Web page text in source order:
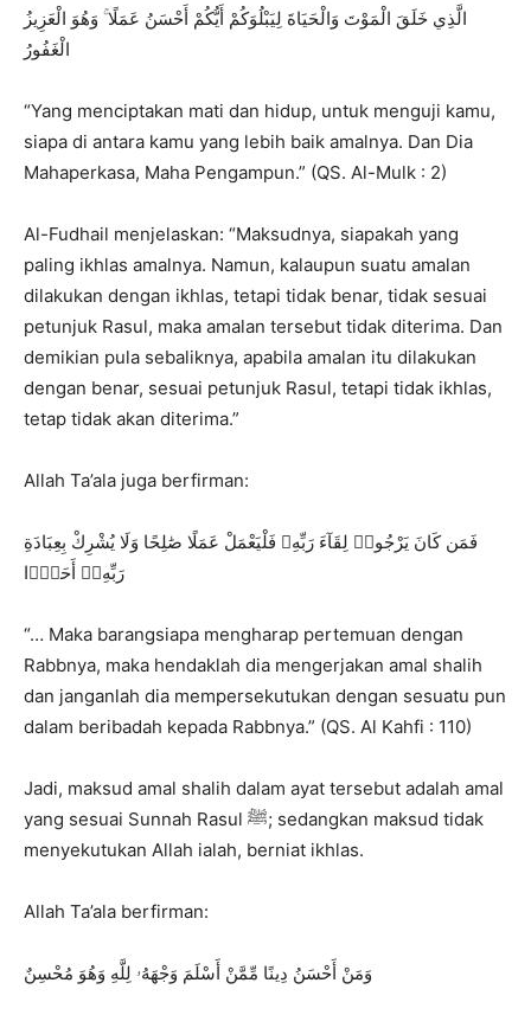
الَّذِي خَلَقَ الْمَوْتَ وَالْحَيَاةَ لِيَبْلُوَكُمْ أَيُّكُمْ أَحْسَنُ عَمَلًا ۚ وَهُوَ الْعَزِيزُ
الْغَفُورُ
“Yang menciptakan mati dan hidup, untuk menguji kamu,
siapa di antara kamu yang lebih baik amalnya. Dan Dia
Mahaperkasa, Maha Pengampun.” (QS. Al-Mulk : 2)
Al-Fudhail menjelaskan: “Maksudnya, siapakah yang
paling ikhlas amalnya. Namun, kalaupun suatu amalan
dilakukan dengan ikhlas, tetapi tidak benar, tidak sesuai
petunjuk Rasul, maka amalan tersebut tidak diterima. Dan
demikian pula sebaliknya, apabila amalan itu dilakukan
dengan benar, sesuai petunjuk Rasul, tetapi tidak ikhlas,
tetap tidak akan diterima.”
Allah Ta’ala juga berfirman:
فَمَن كَانَ يَرْجُوا۟ لِقَآءَ رَبِّهِۦ فَلْيَعْمَلْ عَمَلًا صَٰلِحًا وَلَا يُشْرِكْ بِعِبَادَةِ
رَبِّهِۦٓ أَحَدًۢا
“… Maka barangsiapa mengharap pertemuan dengan
Rabbnya, maka hendaklah dia mengerjakan amal shalih
dan janganlah dia mempersekutukan dengan sesuatu pun
dalam beribadah kepada Rabbnya.” (QS. Al Kahfi : 110)
Jadi, maksud amal shalih dalam ayat tersebut adalah amal
yang sesuai Sunnah Rasul ﷺ; sedangkan maksud tidak
menyekutukan Allah ialah, berniat ikhlas.
Allah Ta’ala berfirman:
وَمَنْ أَحْسَنُ دِينًا مِّمَّنْ أَسْلَمَ وَجْهَهُۥ لِلَّهِ وَهُوَ مُحْسِنٌ